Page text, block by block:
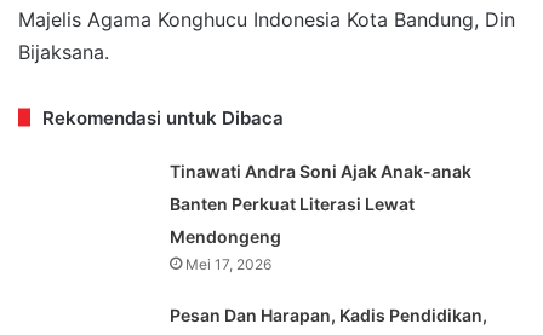
Majelis Agama Konghucu Indonesia Kota Bandung, Din
Bijaksana.
Rekomendasi untuk Dibaca
Tinawati Andra Soni Ajak Anak-anak
Banten Perkuat Literasi Lewat
Mendongeng
Mei 17, 2026
Pesan Dan Harapan, Kadis Pendidikan,